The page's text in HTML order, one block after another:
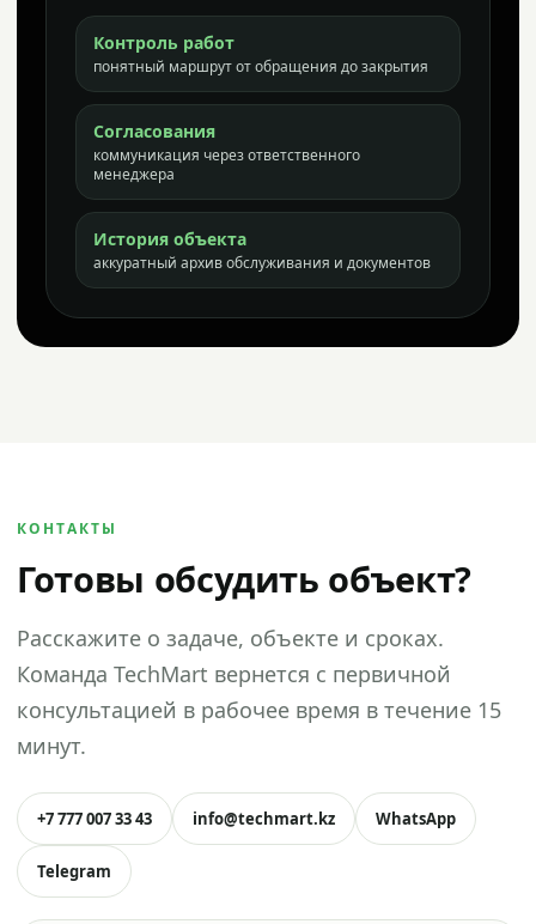
Контроль работ
понятный маршрут от обращения до закрытия
Согласования
коммуникация через ответственного
менеджера
История объекта
аккуратный архив обслуживания и документов
КОНТАКТЫ
Готовы обсудить объект?
Расскажите о задаче, объекте и сроках.
Команда TechMart вернется с первичной
консультацией в рабочее время в течение 15
минут.
+7 777 007 33 43 info@techmart.kz WhatsApp
Telegram